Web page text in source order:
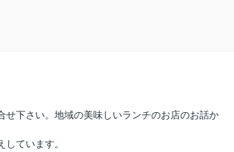
下さい。地域の美味しいランチのお店のお話か
ています。